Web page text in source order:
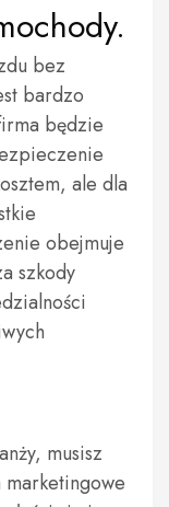
bez
bardzo
będzie
ale dla
obejmuje
szkody
musisz
marketingowe